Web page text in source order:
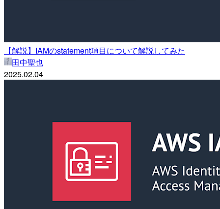
【解説】IAMのstatement項目について解説してみた
田中聖也
2025.02.04